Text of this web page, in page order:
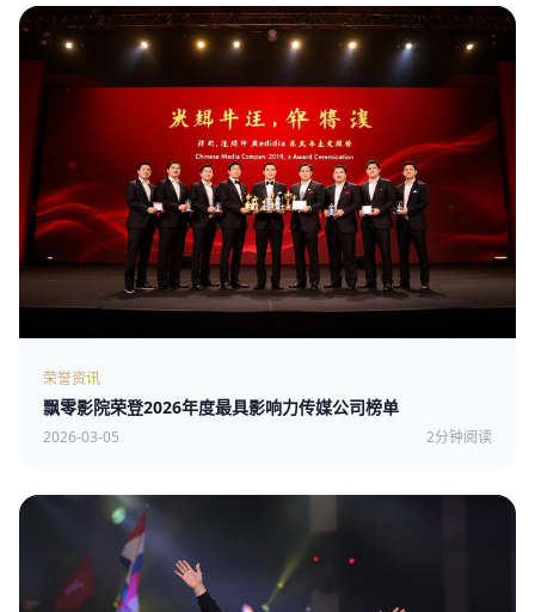
荣誉资讯
飘零影院荣登2026年度最具影响力传媒公司榜单
2026-03-05 2分钟阅读